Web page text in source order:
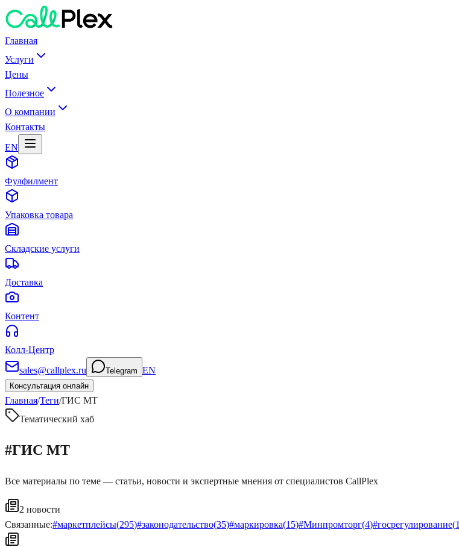
Главная
Услуги
Цены
Полезное
О компании
Контакты
EN
Фулфилмент
Упаковка товара
Складские услуги
Доставка
Контент
Колл-Центр
sales@callplex.ru
Telegram EN
Консультация онлайн
Главная/Теги/ГИС МТ
Тематический хаб
#ГИС МТ
Все материалы по теме — статьи, новости и экспертные мнения от специалистов CallPlex
2 новости
Связанные:#маркетплейсы(295)#законодательство(35)#маркировка(15)#Минпромторг(4)#госрегулирование(1